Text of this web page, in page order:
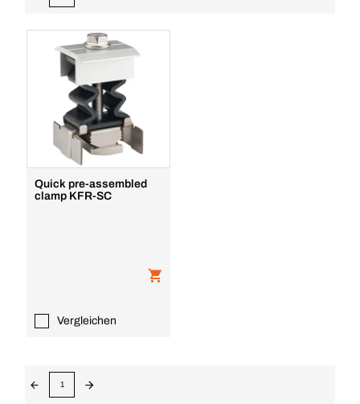
Quick pre-assembled
clamp KFR-SC
Vergleichen
1